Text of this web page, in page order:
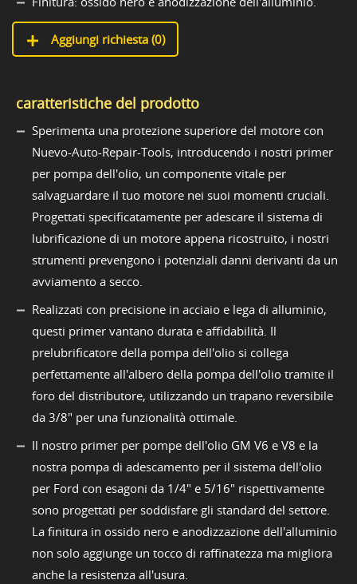
Aggiungi richiesta (0)
caratteristiche del prodotto
Sperimenta una protezione superiore del motore con
Nuevo-Auto-Repair-Tools, introducendo i nostri primer
per pompa dell'olio, un componente vitale per
salvaguardare il tuo motore nei suoi momenti cruciali.
Progettati specificatamente per adescare il sistema di
lubrificazione di un motore appena ricostruito, i nostri
strumenti prevengono i potenziali danni derivanti da un
avviamento a secco.
Realizzati con precisione in acciaio e lega di alluminio,
questi primer vantano durata e affidabilità. Il
prelubrificatore della pompa dell'olio si collega
perfettamente all'albero della pompa dell'olio tramite il
foro del distributore, utilizzando un trapano reversibile
da 3/8" per una funzionalità ottimale.
Il nostro primer per pompe dell'olio GM V6 e V8 e la
nostra pompa di adescamento per il sistema dell'olio
per Ford con esagoni da 1/4" e 5/16" rispettivamente
sono progettati per soddisfare gli standard del settore.
La finitura in ossido nero e anodizzazione dell'alluminio
non solo aggiunge un tocco di raffinatezza ma migliora
anche la resistenza all'usura.